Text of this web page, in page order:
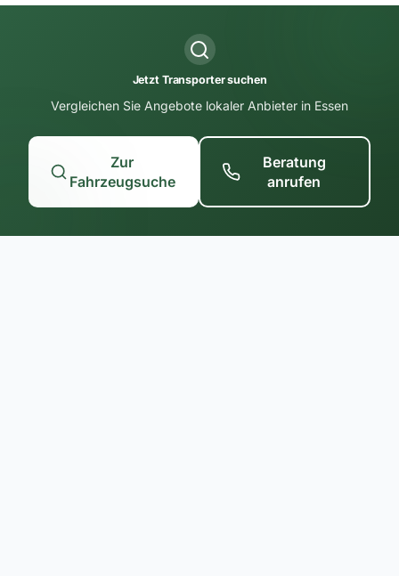
Jetzt Transporter suchen
Vergleichen Sie Angebote lokaler Anbieter in Essen
Zur
Fahrzeugsuche
Beratung
anrufen